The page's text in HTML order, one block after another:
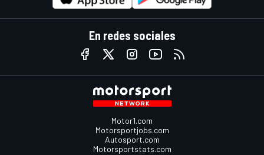
En redes sociales
Motor1.com
Motorsportjobs.com
Autosport.com
Motorsportstats.com